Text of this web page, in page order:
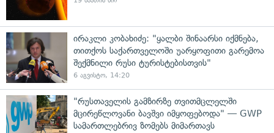
ირაკლი კობახიძე: "ყალბი შინაარსი იქმნება,
თითქოს საქართველოში უარყოფითი გარემოა
შექმნილი რუსი ტურისტებისთვის"
6 აგვისტო, 14:20
"რუსთაველის გამზირზე თვითმცლელში
მცირეწლოვანი ბავშვი იმყოფებოდა" — GWP
სამართლებრივ ზომებს მიმართავს